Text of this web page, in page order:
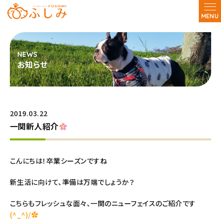
MENU
お知らせ
2019.03.22
一関新人紹介
こんにちは！卒業シーズンですね
新生活に向けて、準備は万端でしょうか？
こちらもフレッシュな面々、一関のニューフェイスのご紹介です
(^_^)/✿